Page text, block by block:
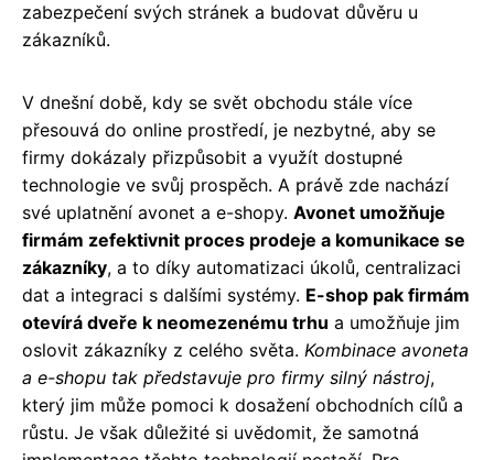
zabezpečení svých stránek a budovat důvěru u
zákazníků.
V dnešní době, kdy se svět obchodu stále více
přesouvá do online prostředí, je nezbytné, aby se
firmy dokázaly přizpůsobit a využít dostupné
technologie ve svůj prospěch. A právě zde nachází
své uplatnění avonet a e-shopy. Avonet umožňuje
firmám zefektivnit proces prodeje a komunikace se
zákazníky, a to díky automatizaci úkolů, centralizaci
dat a integraci s dalšími systémy. E-shop pak firmám
otevírá dveře k neomezenému trhu a umožňuje jim
oslovit zákazníky z celého světa. Kombinace avoneta
a e-shopu tak představuje pro firmy silný nástroj,
který jim může pomoci k dosažení obchodních cílů a
růstu. Je však důležité si uvědomit, že samotná